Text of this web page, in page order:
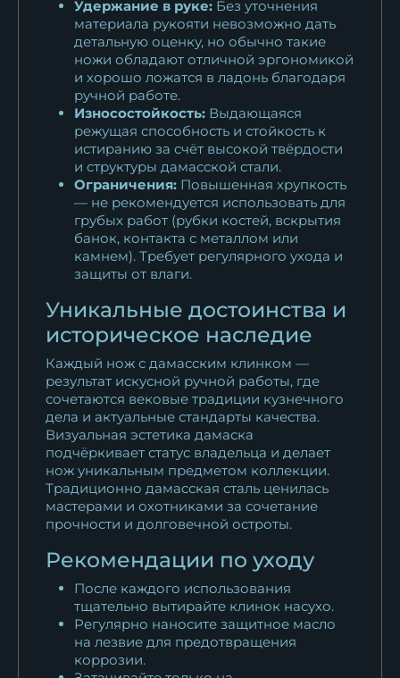
Удержание в руке: Без уточнения
материала рукояти невозможно дать
детальную оценку, но обычно такие
ножи обладают отличной эргономикой
и хорошо ложатся в ладонь благодаря
ручной работе.
Износостойкость: Выдающаяся
режущая способность и стойкость к
истиранию за счёт высокой твёрдости
и структуры дамасской стали.
Ограничения: Повышенная хрупкость
— не рекомендуется использовать для
грубых работ (рубки костей, вскрытия
банок, контакта с металлом или
камнем). Требует регулярного ухода и
защиты от влаги.
Уникальные достоинства и
историческое наследие
Каждый нож с дамасским клинком —
результат искусной ручной работы, где
сочетаются вековые традиции кузнечного
дела и актуальные стандарты качества.
Визуальная эстетика дамаска
подчёркивает статус владельца и делает
нож уникальным предметом коллекции.
Традиционно дамасская сталь ценилась
мастерами и охотниками за сочетание
прочности и долговечной остроты.
Рекомендации по уходу
После каждого использования
тщательно вытирайте клинок насухо.
Регулярно наносите защитное масло
на лезвие для предотвращения
коррозии.